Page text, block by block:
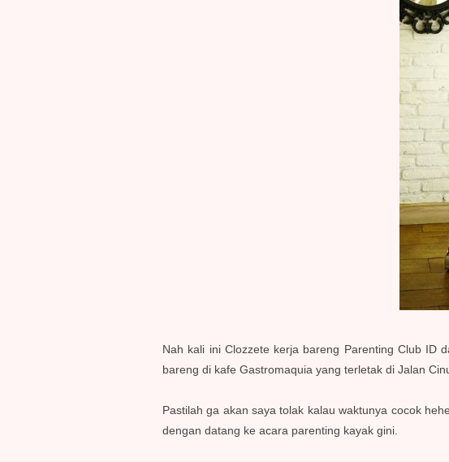
Nah kali ini Clozzete kerja bareng Parenting Club ID
bareng di kafe Gastromaquia yang terletak di Jalan
Pastilah ga akan saya tolak kalau waktunya cocok
dengan datang ke acara parenting kayak gini.